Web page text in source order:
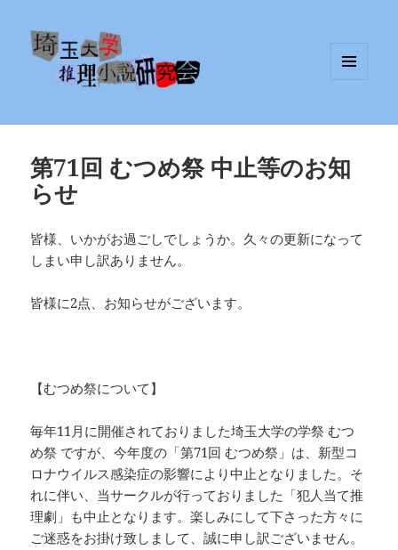
第71回 むつめ祭 中止等のお知
らせ
皆様、いかがお過ごしでしょうか。久々の更新になって
しまい申し訳ありません。
皆様に2点、お知らせがございます。
【むつめ祭について】
毎年11月に開催されておりました埼玉大学の学祭 むつ
め祭 ですが、今年度の「第71回 むつめ祭」は、新型コ
ロナウイルス感染症の影響により中止となりました。そ
れに伴い、当サークルが行っておりました「犯人当て推
理劇」も中止となります。楽しみにして下さった方々に
ご迷惑をお掛け致しまして、誠に申し訳ございません。